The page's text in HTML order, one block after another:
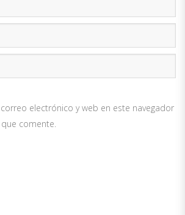
electrónico y web en este navegador
comente.